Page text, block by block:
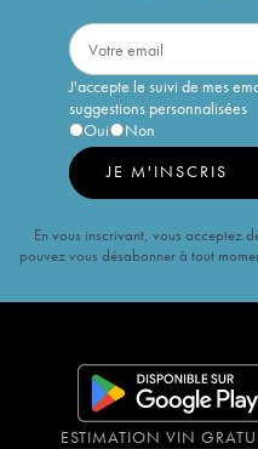
J'accepte le suivi de mes
suggestions personnalisées
Oui
Non
JE M'INSCRIS
En vous inscrivant, vous acceptez
pouvez vous désabonner à tout
ESTIMATION VIN